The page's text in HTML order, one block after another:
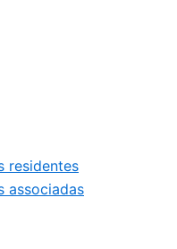
residentes
associadas